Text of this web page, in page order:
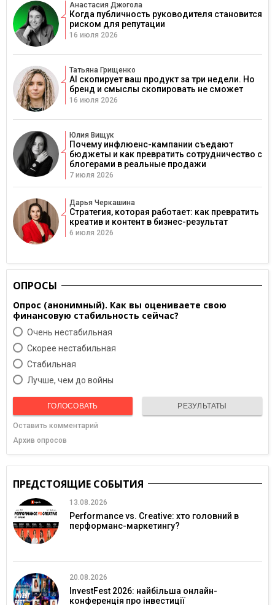
Анастасия Джогола
Когда публичность руководителя становится
риском для репутации
16 июля 2026
Татьяна Грищенко
AI скопирует ваш продукт за три недели. Но
бренд и смыслы скопировать не сможет
16 июля 2026
Юлия Вищук
Почему инфлюенс-кампании съедают
бюджеты и как превратить сотрудничество с
блогерами в реальные продажи
7 июля 2026
Дарья Черкашина
Стратегия, которая работает: как превратить
креатив и контент в бизнес-результат
6 июля 2026
ОПРОСЫ
Опрос (анонимный). Как вы оцениваете свою
финансовую стабильность сейчас?
Очень нестабильная
Скорее нестабильная
Cтабильная
Лучше, чем до войны
ГОЛОСОВАТЬ РЕЗУЛЬТАТЫ
Оставить комментарий
Архив опросов
ПРЕДСТОЯЩИЕ СОБЫТИЯ
13.08.2026
Performance vs. Creative: хто головний в
перформанс-маркетингу?
20.08.2026
InvestFest 2026: найбільша онлайн-
конференція про інвестиції